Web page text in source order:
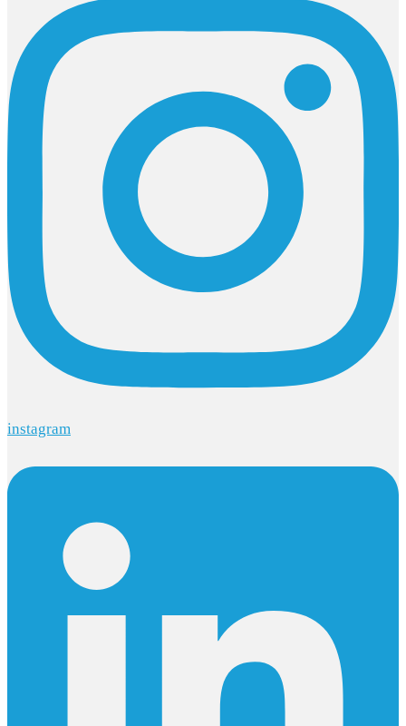
instagram